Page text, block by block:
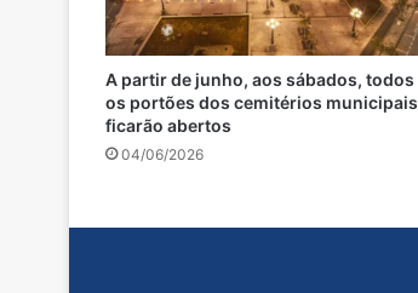
A partir de junho, aos sábados, todos
os portões dos cemitérios municipais
ficarão abertos
04/06/2026